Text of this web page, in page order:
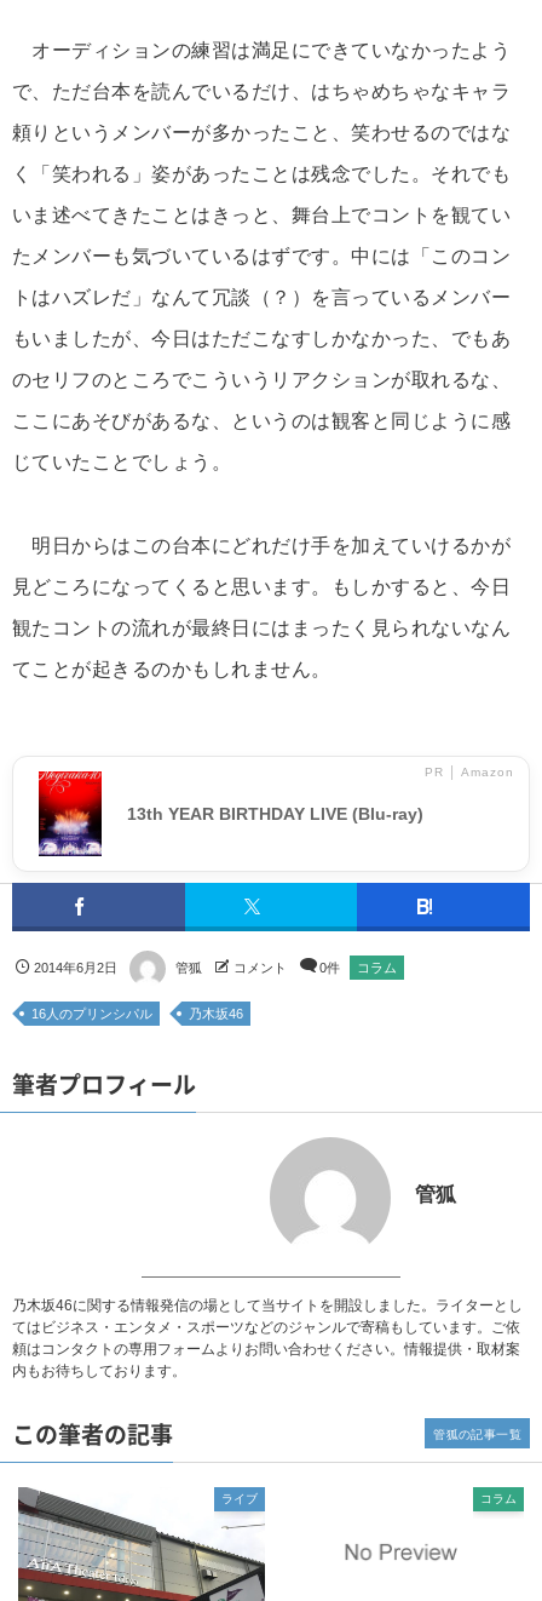
オーディションの練習は満足にできていなかったよう
で、ただ台本を読んでいるだけ、はちゃめちゃなキャラ
頼りというメンバーが多かったこと、笑わせるのではな
く「笑われる」姿があったことは残念でした。それでも
いま述べてきたことはきっと、舞台上でコントを観てい
たメンバーも気づいているはずです。中には「このコン
トはハズレだ」なんて冗談（？）を言っているメンバー
もいましたが、今日はただこなすしかなかった、でもあ
のセリフのところでこういうリアクションが取れるな、
ここにあそびがあるな、というのは観客と同じように感
じていたことでしょう。
明日からはこの台本にどれだけ手を加えていけるかが
見どころになってくると思います。もしかすると、今日
観たコントの流れが最終日にはまったく見られないなん
てことが起きるのかもしれません。
PR │ Amazon
13th YEAR BIRTHDAY LIVE (Blu-ray)
2014年6月2日 管狐 コメント 0件 コラム
16人のプリンシパル 乃木坂46
筆者プロフィール
管狐
乃木坂46に関する情報発信の場として当サイトを開設しました。ライターとし
てはビジネス・エンタメ・スポーツなどのジャンルで寄稿もしています。ご依
頼はコンタクト の専用フォームよりお問い合わせください。情報提供・取材案
内 もお待ちしております。
この筆者の記事
ライブ コラム
管狐の記事一覧